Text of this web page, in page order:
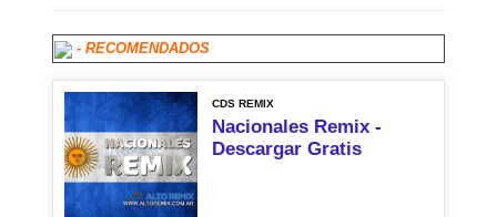
- RECOMENDADOS
CDS REMIX
Nacionales Remix -
Descargar Gratis